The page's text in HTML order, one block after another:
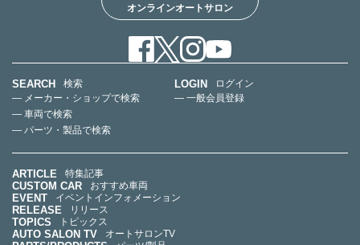
オンラインオートサロン
SEARCH
検索
— メーカー・ショップで検索
— 車両で検索
— パーツ・製品で検索
LOGIN
ログイン
— 一般会員登録
ARTICLE 特集記事
CUSTOM CAR おすすめ車両
EVENT イベントインフォメーション
RELEASE リリース
TOPICS トピックス
AUTO SALON TV オートサロンTV